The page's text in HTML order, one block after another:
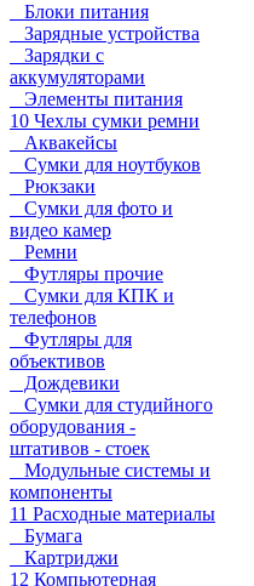
Блоки питания
Зарядные устройства
Зарядки с
аккумуляторами
Элементы питания
10 Чехлы сумки ремни
Аквакейсы
Сумки для ноутбуков
Рюкзаки
Сумки для фото и
видео камер
Ремни
Футляры прочие
Сумки для КПК и
телефонов
Футляры для
объективов
Дождевики
Сумки для студийного
оборудования -
штативов - стоек
Модульные системы и
компоненты
11 Расходные материалы
Бумага
Картриджи
12 Компьютерная